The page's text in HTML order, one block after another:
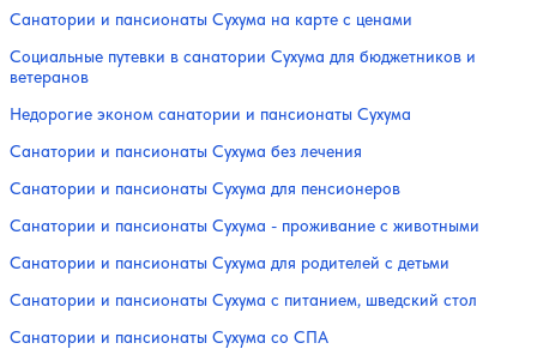
Санатории и пансионаты Сухума на карте с ценами
Социальные путевки в санатории Сухума для бюджетников и
ветеранов
Недорогие эконом санатории и пансионаты Сухума
Санатории и пансионаты Сухума без лечения
Санатории и пансионаты Сухума для пенсионеров
Санатории и пансионаты Сухума - проживание с животными
Санатории и пансионаты Сухума для родителей с детьми
Санатории и пансионаты Сухума с питанием, шведский стол
Санатории и пансионаты Сухума со СПА